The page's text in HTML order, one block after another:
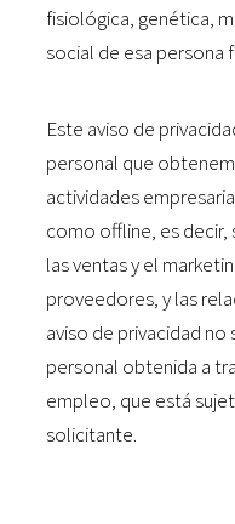
fisiológica, genética,
social de esa persona
Este aviso de
personal que
actividades
como offline, es
las ventas y el
proveedores, y las
aviso de privacidad no
personal obtenida a
empleo, que está
solicitante.